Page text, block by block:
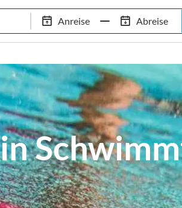
Anreise Abreise
Weiterempfehlungsrate 20+ Jahre